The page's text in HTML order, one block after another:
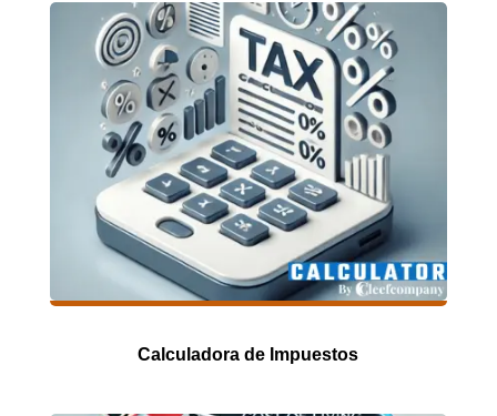
Calculadora de Impuestos